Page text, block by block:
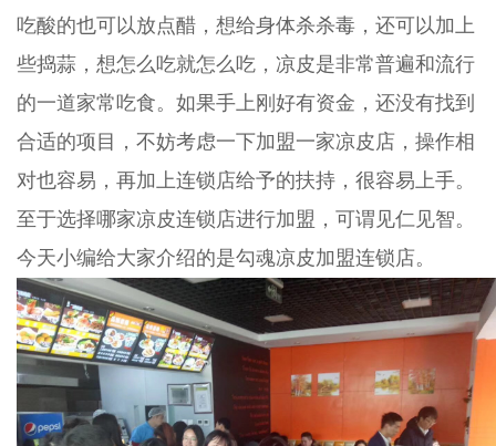
吃酸的也可以放点醋，想给身体杀杀毒，还可以加上
些捣蒜，想怎么吃就怎么吃，凉皮是非常普遍和流行
的一道家常吃食。如果手上刚好有资金，还没有找到
合适的项目，不妨考虑一下加盟一家凉皮店，操作相
对也容易，再加上连锁店给予的扶持，很容易上手。
至于选择哪家凉皮连锁店进行加盟，可谓见仁见智。
今天小编给大家介绍的是勾魂凉皮加盟连锁店。